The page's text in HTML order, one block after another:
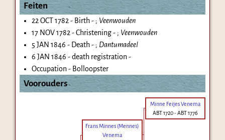
Feiten
22 OCT 1782 - Birth - ; Veenwouden
17 NOV 1782 - Christening - ; Veenwouden
5 JAN 1846 - Death - ; Dantumadeel
6 JAN 1846 - death registration -
Occupation - Bolloopster
Voorouders
Minne Feijes Venema
ABT 1720-ABT 1776
Frans Minnes (Mennes)
Venema